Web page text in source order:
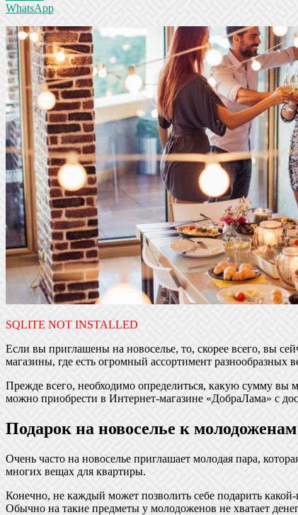
WhatsApp
SQLITE NOT INSTALLED
Если вы приглашены на новоселье, то, скорее всего, вы
магазины, где есть огромный ассортимент разнообразных
Прежде всего, необходимо определиться, какую сумму вы
можно приобрести в Интернет-магазине «ДобраЛама» с
Подарок на новоселье к молодоженам
Очень часто на новоселье приглашает молодая пара,
многих вещах для квартиры.
Конечно, не каждый может позволить себе подарить
Обычно на такие предметы у молодоженов не хватает